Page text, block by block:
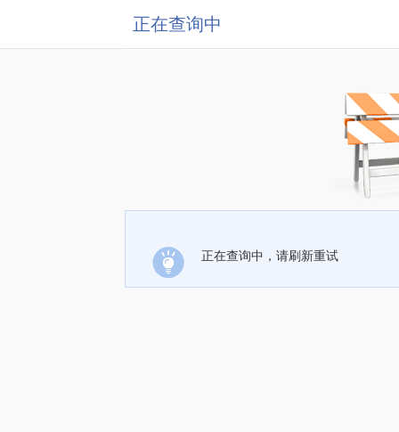
正在查询中
正在查询中，请刷新重试